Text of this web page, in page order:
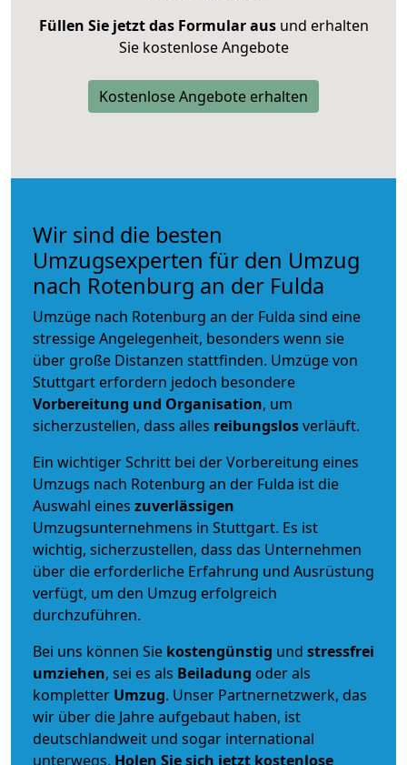
Füllen Sie jetzt das Formular ausund erhalten
Sie kostenlose Angebote
Kostenlose Angebote erhalten
Wir sind die besten
Umzugsexperten für den Umzug
nach Rotenburg an der Fulda
Umzüge nach Rotenburg an der Fulda sind eine
stressige Angelegenheit, besonders wenn sie
über große Distanzen stattfinden. Umzüge von
Stuttgart erfordern jedoch besondere
Vorbereitung und Organisation, um
sicherzustellen, dass alles reibungslosverläuft.
Ein wichtiger Schritt bei der Vorbereitung eines
Umzugs nach Rotenburg an der Fulda ist die
Auswahl eines zuverlässigen
Umzugsunternehmens in Stuttgart. Es ist
wichtig, sicherzustellen, dass das Unternehmen
über die erforderliche Erfahrung und Ausrüstung
verfügt, um den Umzug erfolgreich
durchzuführen.
Bei uns können Sie kostengünstig und stressfrei
umziehen, sei es als Beiladung oder als
kompletter Umzug. Unser Partnernetzwerk, das
wir über die Jahre aufgebaut haben, ist
deutschlandweit und sogar international
unterwegs. Holen Sie sich jetzt kostenlose